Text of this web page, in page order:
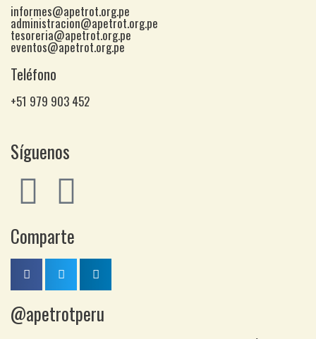
informes@apetrot.org.pe
administracion@apetrot.org.pe
tesoreria@apetrot.org.pe
eventos@apetrot.org.pe
Teléfono
+51 979 903 452
Síguenos
Comparte
@apetrotperu